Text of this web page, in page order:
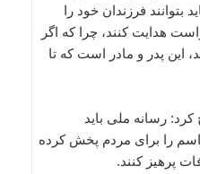
بتوانند فرزندان خود را
هدایت کنند، چرا که اگر
این پدر و مادر است که تا
رسانه ملی باید
را برای مردم پخش کرده
پرهیز کنند.